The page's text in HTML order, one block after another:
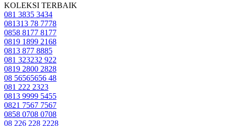
KOLEKSI TERBAIK
081 3835 3434
081313 78 7778
0858 8177 8177
0819 1899 2168
0813 877 8885
081 323232 922
0819 2800 2828
08 56565656 48
081 222 2323
0813 9999 5455
0821 7567 7567
0858 0708 0708
08 226 228 2228